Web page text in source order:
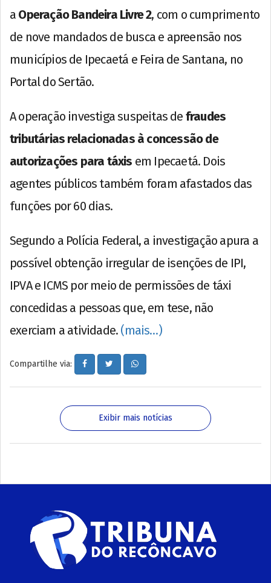
a Operação Bandeira Livre 2, com o cumprimento
de nove mandados de busca e apreensão nos
municípios de Ipecaetá e Feira de Santana, no
Portal do Sertão.
A operação investiga suspeitas de fraudes
tributárias relacionadas à concessão de
autorizações para táxis em Ipecaetá. Dois
agentes públicos também foram afastados das
funções por 60 dias.
Segundo a Polícia Federal, a investigação apura a
possível obtenção irregular de isenções de IPI,
IPVA e ICMS por meio de permissões de táxi
concedidas a pessoas que, em tese, não
exerciam a atividade. (mais…)
Compartilhe via:
Exibir mais notícias